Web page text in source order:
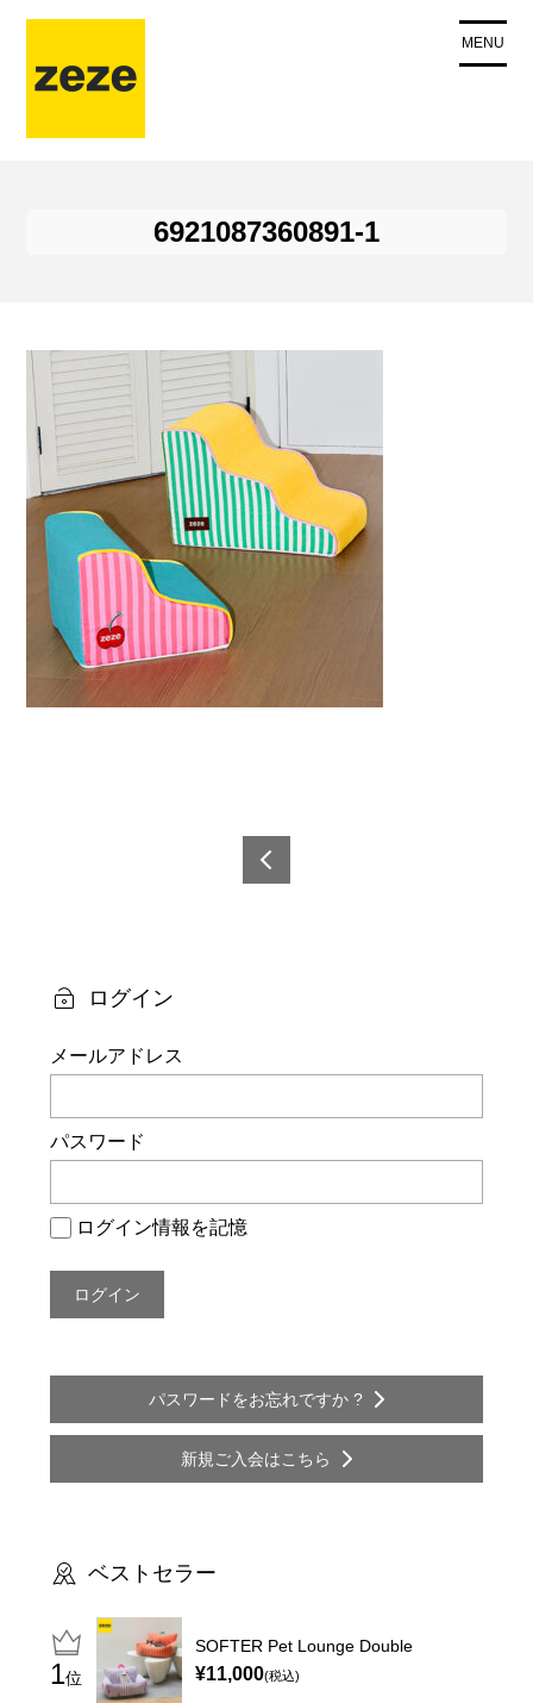
MENU
6921087360891-1
ー
シ
ョ
ン
ログイン
メールアドレス
パスワード
ログイン情報を記憶
パスワードをお忘れですか ?
新規ご入会はこちら
ベストセラー
位
SOFTER Pet Lounge Double
¥11,000(税込)